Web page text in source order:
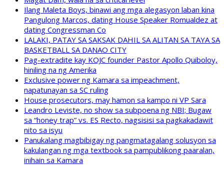
Ilang Maleta Boys, binawi ang mga alegasyon laban kina
Pangulong Marcos, dating House Speaker Romualdez at
dating Congressman Co
LALAKI, PATAY SA SAKSAK DAHIL SA ALITAN SA TAYA SA
BASKETBALL SA DANAO CITY
Pag-extradite kay KOJC founder Pastor Apollo Quiboloy,
hiniling na ng Amerika
Exclusive power ng Kamara sa impeachment,
napatunayan sa SC ruling
House prosecutors, may hamon sa kampo ni VP Sara
Leandro Leviste, no show sa subpoena ng NBI; Bugaw
sa “honey trap” vs. ES Recto, nagsisisi sa pagkakadawit
nito sa isyu
Panukalang magbibigay ng pangmatagalang solusyon sa
kakulangan ng mga textbook sa pampublikong paaralan,
inihain sa Kamara